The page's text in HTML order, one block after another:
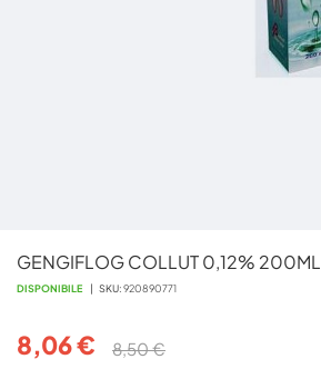
GENGIFLOG COLLUT 0,12% 200ML
DISPONIBILE SKU 920890771
8,06 € 8,50 €
all'inizio
della
immagini